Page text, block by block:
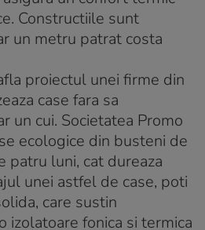
Constructiile sunt
un metru patrat costa
proiectul unei firme din
case fara sa
un cui. Societatea Promo
ecologice din busteni de
patru luni, cat dureaza
unei astfel de case, poti
care sustin
izolatoare fonica si termica